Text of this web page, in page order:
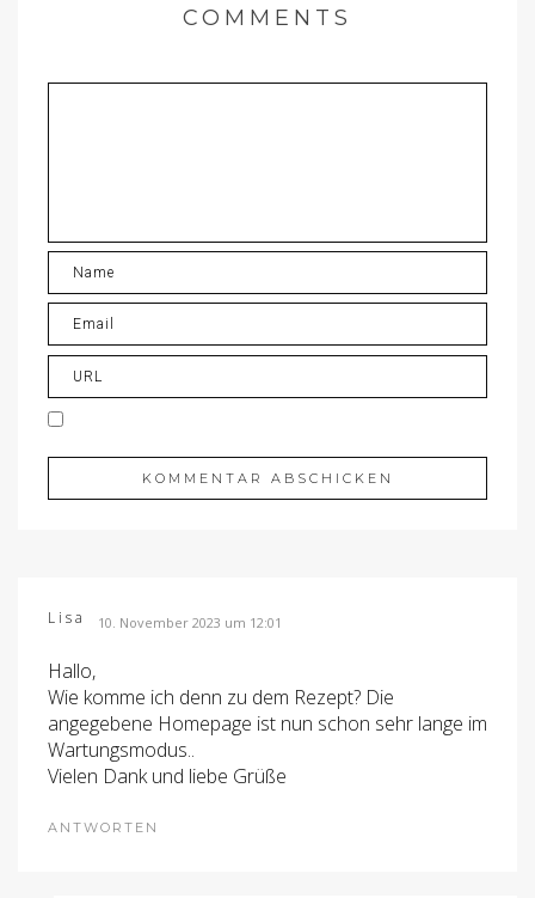
COMMENTS
Lisa 10. November 2023 um 12:01
Hallo,
Wie komme ich denn zu dem Rezept? Die
angegebene Homepage ist nun schon sehr lange im
Wartungsmodus..
Vielen Dank und liebe Grüße
ANTWORTEN